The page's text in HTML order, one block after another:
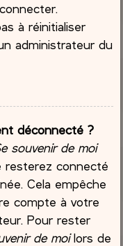
à réinitialiser
administrateur du
déconnecté ?
souvenir de moi
resterez connecté
Cela empêche
compte à votre
Pour rester
de moilors de